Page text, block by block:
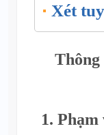
Xét
1.